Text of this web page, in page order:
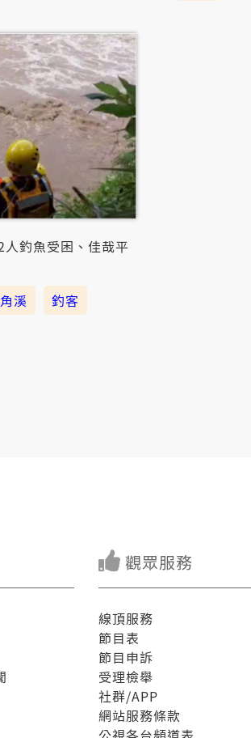
釣魚受困、佳哉平
溪
釣客
觀眾服務
線頂服務
節目表
節目申訴
受理檢舉
社群/APP
網站服務條款